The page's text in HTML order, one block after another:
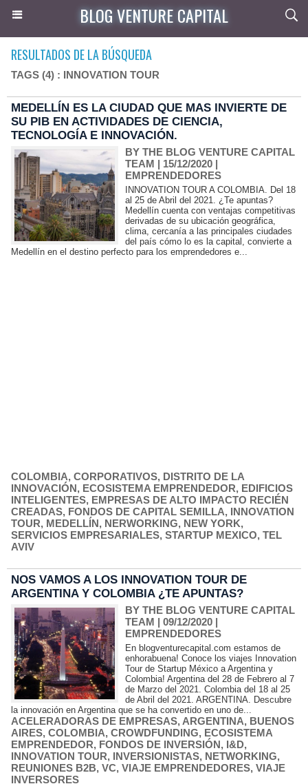
BLOG VENTURE CAPITAL
RESULTADOS DE LA BÚSQUEDA
TAGS (4) : INNOVATION TOUR
MEDELLÍN ES LA CIUDAD QUE MAS INVIERTE DE
SU PIB EN ACTIVIDADES DE CIENCIA,
TECNOLOGÍA E INNOVACIÓN.
BY THE BLOG VENTURE CAPITAL
TEAM | 15/12/2020 |
EMPRENDEDORES
INNOVATION TOUR A COLOMBIA. Del 18
al 25 de Abril del 2021. ¿Te apuntas?
Medellín cuenta con ventajas competitivas
derivadas de su ubicación geográfica,
clima, cercanía a las principales ciudades
del país cómo lo es la capital, convierte a
Medellín en el destino perfecto para los emprendedores e...
COLOMBIA, CORPORATIVOS, DISTRITO DE LA
INNOVACIÓN, ECOSISTEMA EMPRENDEDOR, EDIFICIOS
INTELIGENTES, EMPRESAS DE ALTO IMPACTO RECIÉN
CREADAS, FONDOS DE CAPITAL SEMILLA, INNOVATION
TOUR, MEDELLÍN, NERWORKING, NEW YORK,
SERVICIOS EMPRESARIALES, STARTUP MEXICO, TEL
AVIV
NOS VAMOS A LOS INNOVATION TOUR DE
ARGENTINA Y COLOMBIA ¿TE APUNTAS?
BY THE BLOG VENTURE CAPITAL
TEAM | 09/12/2020 |
EMPRENDEDORES
En blogventurecapital.com estamos de
enhorabuena! Conoce los viajes Innovation
Tour de Startup México a Argentina y
Colombia! Argentina del 28 de Febrero al 7
de Marzo del 2021. Colombia del 18 al 25
de Abril del 2021. ARGENTINA. Descubre
la innovación en Argentina que se ha convertido en uno de...
ACELERADORAS DE EMPRESAS, ARGENTINA, BUENOS
AIRES, COLOMBIA, CROWDFUNDING, ECOSISTEMA
EMPRENDEDOR, FONDOS DE INVERSIÓN, I&D,
INNOVATION TOUR, INVERSIONISTAS, NETWORKING,
REUNIONES B2B, VC, VIAJE EMPRENDEDORES, VIAJE
INVERSORES